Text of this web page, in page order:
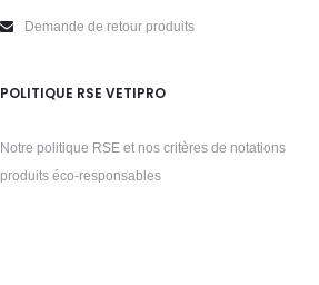
Demande de retour produits
POLITIQUE RSE VETIPRO
Notre politique RSE et nos critères de notations
produits éco-responsables